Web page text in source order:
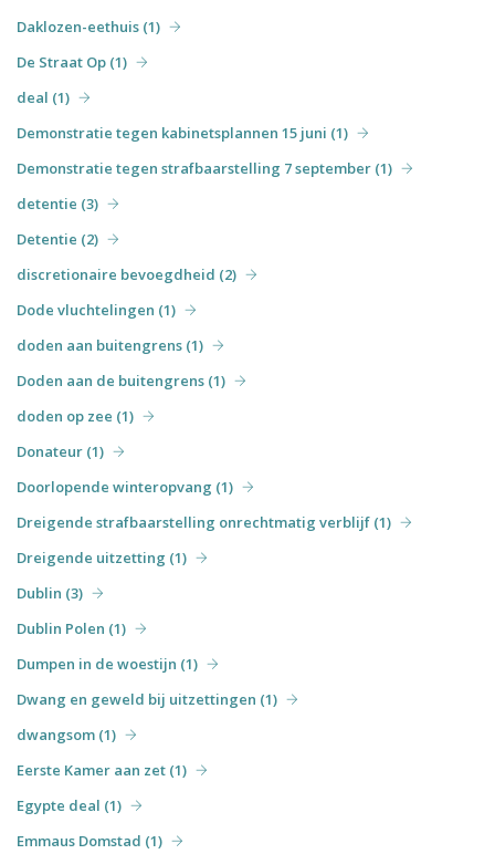
Daklozen-eethuis (1)
De Straat Op (1)
deal (1)
Demonstratie tegen kabinetsplannen 15 juni (1)
Demonstratie tegen strafbaarstelling 7 september (1)
detentie (3)
Detentie (2)
discretionaire bevoegdheid (2)
Dode vluchtelingen (1)
doden aan buitengrens (1)
Doden aan de buitengrens (1)
doden op zee (1)
Donateur (1)
Doorlopende winteropvang (1)
Dreigende strafbaarstelling onrechtmatig verblijf (1)
Dreigende uitzetting (1)
Dublin (3)
Dublin Polen (1)
Dumpen in de woestijn (1)
Dwang en geweld bij uitzettingen (1)
dwangsom (1)
Eerste Kamer aan zet (1)
Egypte deal (1)
Emmaus Domstad (1)